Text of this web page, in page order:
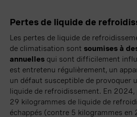
Pertes de liquide de
Les pertes de liquide de
de climatisation sont soumises à
annuelles qui sont difficilement
est entretenu régulièrement, un
un défaut susceptible de provoquer
liquide de refroidissement. En 2024,
29 kilogrammes de liquide de
échappés (contre 5 kilogrammes en